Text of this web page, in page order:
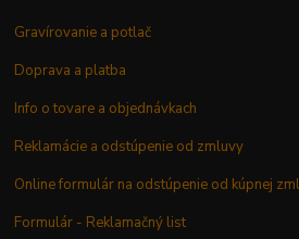
Gravírovanie a potlač
Doprava a platba
Info o tovare a objednávkach
Reklamácie a odstúpenie od zmluvy
Online formulár na odstúpenie od kúpnej
Formulár - Reklamačný list